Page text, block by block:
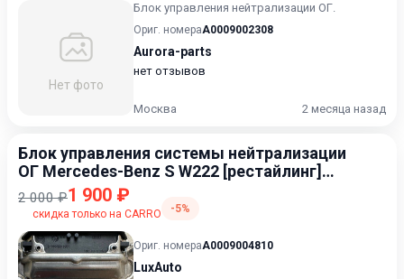
Нет фото
Блок управления нейтрализации ОГ.
Ориг. номераA0009002308
Aurora-parts
нет отзывов
Москва 2 месяца назад
Блок управления системы нейтрализации
ОГ Mercedes-Benz S W222 [рестайлинг]
2017-2020 2.9
2 000 ₽1 900 ₽
скидка только на CARRO -5%
Ориг. номераA0009004810
LuxAuto